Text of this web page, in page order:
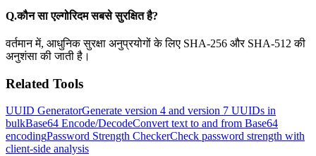
Q.कौन सा एल्गोरिदम सबसे सुरक्षित है?
वर्तमान में, आधुनिक सुरक्षा अनुप्रयोगों के लिए SHA-256 और SHA-512 की
अनुशंसा की जाती है।
Related Tools
UUID GeneratorGenerate version 4 and version 7 UUIDs in
bulkBase64 Encode/DecodeConvert text to and from Base64
encodingPassword Strength CheckerCheck password strength with
client-side analysis